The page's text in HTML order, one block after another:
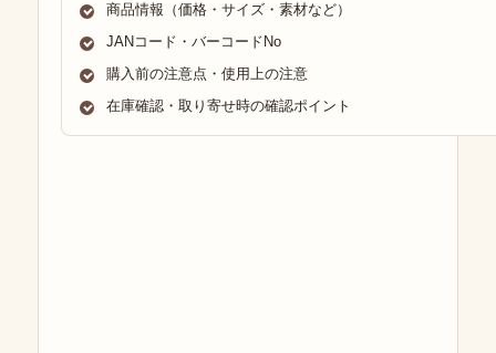
商品情報（価格・サイズ・素材など）
JANコード・バーコードNo
購入前の注意点・使用上の注意
在庫確認・取り寄せ時の確認ポイント